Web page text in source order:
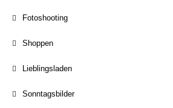
Fotoshooting
Shoppen
Lieblingsladen
Sonntagsbilder